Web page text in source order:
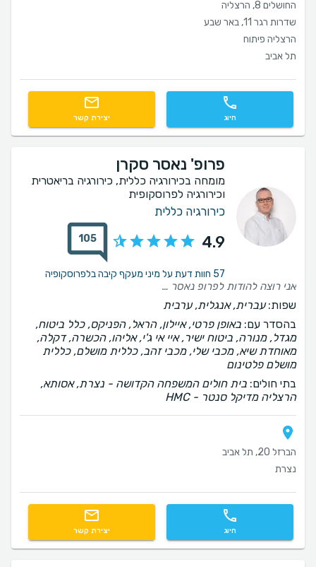
החושלים 8, הרצליה
שדרות רגר 11, באר שבע
הרצליה פיתוח
תל אביב
חיוג יצירת קשר
פרופ' נאסר סקרן
מומחה בכירורגיה כללית, כירורגיה בריאטרית
וכירורגיה לפרוסקופית
כירורגיה כללית
4.9
105
57 חוות דעת על מיני מעקף קיבה בלפרוסקופיה
אני רוצה להודות לפרופ נאסר סקרן על הטיפול המקצועי, המסור והאנושי שקיבלתי לאורך כל התהליך של הניתוח הבריאטרי. מהרגע הראשון הרגשתי שאני בידיים בטוחות, עם הסברים ברורים, סבלנות וזמינות לכל שאלה. הניתוח עבר בהצלחה, והליווי לפניו ואחריו היה יוצא דופן. אני ממליץ עליו בחום לכל מי ששוקל ניתוח בריאטרי ומחפש רופא מקצועי, מנוסה ואכפתי.
שפות:עברית, אנגלית, ערבית
בהסדר עם: באופן פרטי, איילון, הראל, הפניקס, כלל ביטוח,
מגדל, מנורה, ביטוח ישיר, איי אי ג'י, אליהו, הכשרה, דקלה,
מאוחדת שיא, מכבי שלי, מכבי זהב, כללית מושלם, כללית
מושלם פלטינום
בתי חולים: בית חולים המשפחה הקדושה - נצרת, אסותא,
הרצליה מדיקל סנטר - HMC
הברזל 20, תל אביב
נצרת
חיוג יצירת קשר